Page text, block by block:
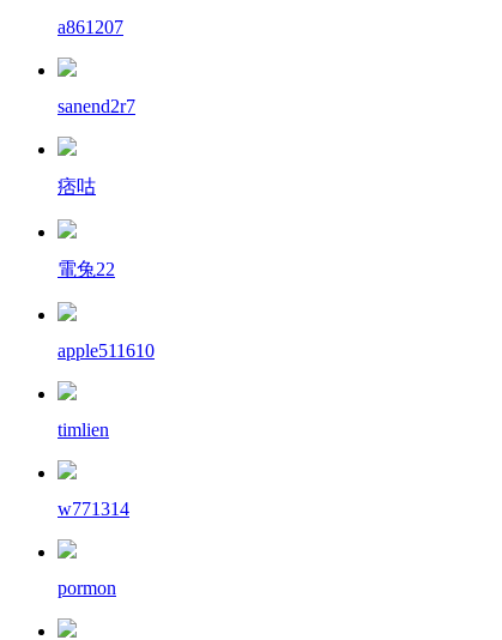
a861207
sanend2r7
痞咕
電兔22
apple511610
timlien
w771314
pormon